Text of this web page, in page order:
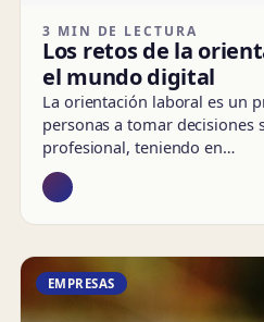
3 MIN DE LECTURA
Los retos de la
el mundo digital
La orientación laboral es un
personas a tomar decisiones
profesional, teniendo en…
EMPRESAS